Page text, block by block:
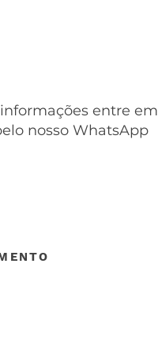
entre em
nosso WhatsApp